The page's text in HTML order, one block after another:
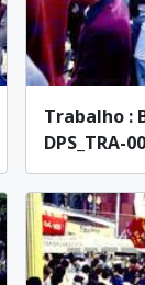
alTrabalho :
DPS_TRA-